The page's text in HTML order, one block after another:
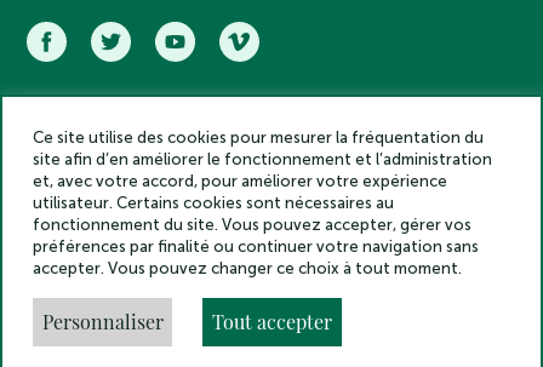
Académie des inscriptions et belles lettres – Tous droits réservés
2025
Politique de confidentialité
Mentions légales
Crédits
Gestion des cookies
Made by
Ce site utilise des cookies pour mesurer la fréquentation du
site afin d’en améliorer le fonctionnement et l’administration
et, avec votre accord, pour améliorer votre expérience
utilisateur. Certains cookies sont nécessaires au
fonctionnement du site. Vous pouvez accepter, gérer vos
préférences par finalité ou continuer votre navigation sans
accepter. Vous pouvez changer ce choix à tout moment.
Personnaliser Tout accepter